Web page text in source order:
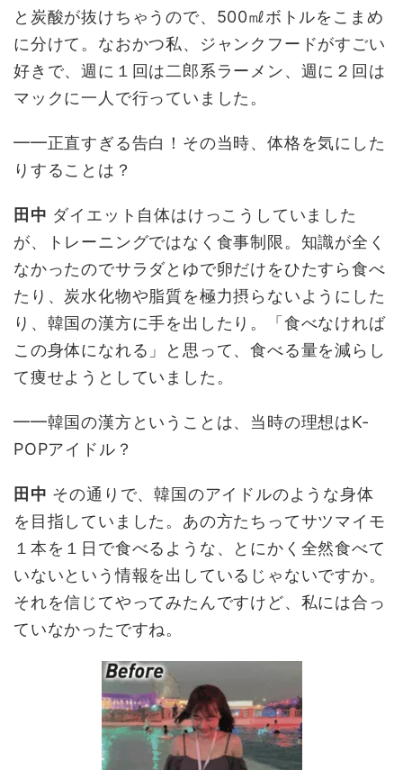
と炭酸が抜けちゃうので、500㎖ボトルをこまめ
に分けて。なおかつ私、ジャンクフードがすごい
好きで、週に１回は二郎系ラーメン、週に２回は
マックに一人で行っていました。
━━正直すぎる告白！その当時、体格を気にした
りすることは？
田中 ダイエット自体はけっこうしていました
が、トレーニングではなく食事制限。知識が全く
なかったのでサラダとゆで卵だけをひたすら食べ
たり、炭水化物や脂質を極力摂らないようにした
り、韓国の漢方に手を出したり。「食べなければ
この身体になれる」と思って、食べる量を減らし
て痩せようとしていました。
━━韓国の漢方ということは、当時の理想はK-
POPアイドル？
田中 その通りで、韓国のアイドルのような身体
を目指していました。あの方たちってサツマイモ
１本を１日で食べるような、とにかく全然食べて
いないという情報を出しているじゃないですか。
それを信じてやってみたんですけど、私には合っ
ていなかったですね。